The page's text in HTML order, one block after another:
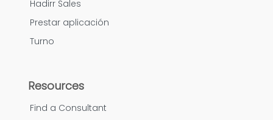
Hadirr Sales
Prestar aplicación
Turno
Resources
Find a Consultant